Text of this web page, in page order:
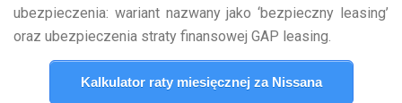
ubezpieczenia: wariant nazwany jako ‘bezpieczny leasing’
oraz ubezpieczenia straty finansowej GAP leasing.
Kalkulator raty miesięcznej za Nissana